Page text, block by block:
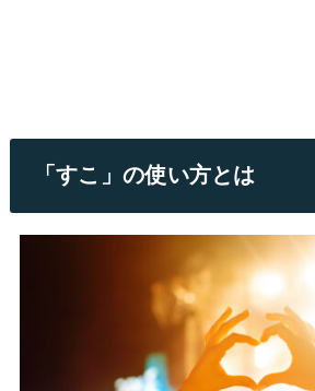
「すこ」の使い方とは